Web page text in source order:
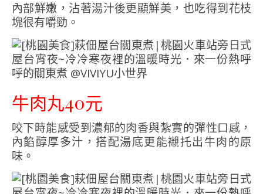
內部鮮嫩，沾著湯汁後更顯鮮美，也吃得到花枝
塊很有嚼勁。
牛肉丸40元
咬下時能感受到濃郁的肉香與紮實的彈性口感，
內餡醇厚多汁，搭配湯底更能襯托出牛肉的原
味。